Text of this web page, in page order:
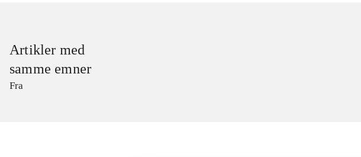
Artikler med
samme emner
Fra